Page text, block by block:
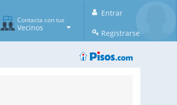
Entrar
Registrarse
Contacta con tus
Vecinos